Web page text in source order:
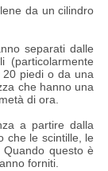
da un cilindro
separati dalle
(particolarmente
piedi o da una
che hanno una
di ora.
a partire dalla
che le scintille, le
questo è
forniti.